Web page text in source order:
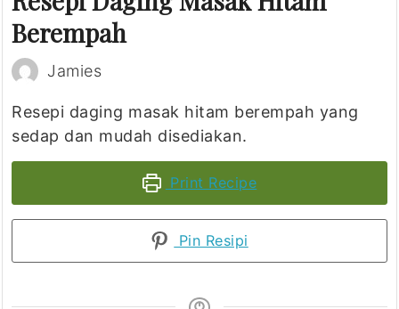
Berempah
Jamies
Resepi daging masak hitam berempah yang
sedap dan mudah disediakan.
Print Recipe
Pin Resipi